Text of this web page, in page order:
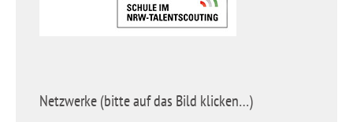
Netzwerke (bitte auf das Bild klicken…)